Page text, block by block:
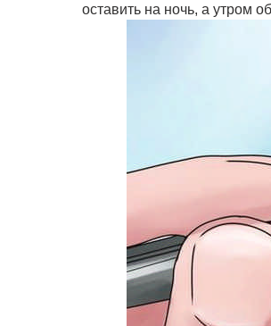
оставить на ночь, а утром